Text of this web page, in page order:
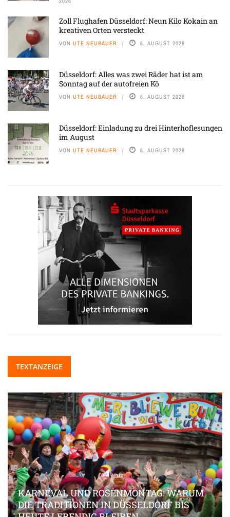
Zoll Flughafen Düsseldorf: Neun Kilo Kokain an
kreativen Orten versteckt
VON UTE NEUBAUER 6. AUGUST 2026
Düsseldorf: Alles was zwei Räder hat ist am
Sonntag auf der autofreien Kö
VON UTE NEUBAUER 6. AUGUST 2026
Düsseldorf: Einladung zu drei Hinterhoflesungen
im August
VON UTE NEUBAUER 6. AUGUST 2026
TEXTANZEIGE
KARNEVAL UND ROSENMONTAG: WARUM
DIE TRADITIONEN IN DÜSSELDORF BIS